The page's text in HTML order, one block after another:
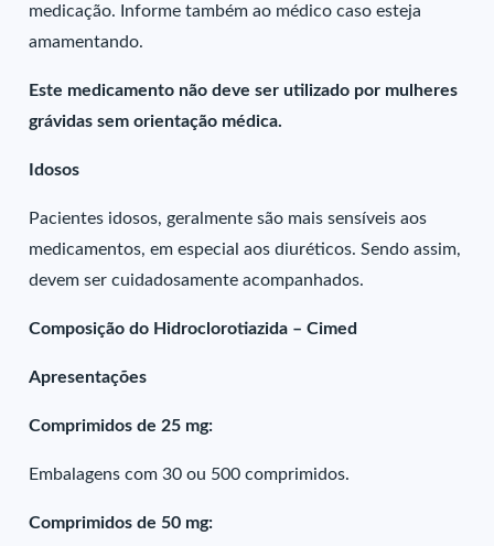
medicação. Informe também ao médico caso esteja
amamentando.
Este medicamento não deve ser utilizado por mulheres
grávidas sem orientação médica.
Idosos
Pacientes idosos, geralmente são mais sensíveis aos
medicamentos, em especial aos diuréticos. Sendo assim,
devem ser cuidadosamente acompanhados.
Composição do Hidroclorotiazida – Cimed
Apresentações
Comprimidos de 25 mg:
Embalagens com 30 ou 500 comprimidos.
Comprimidos de 50 mg: